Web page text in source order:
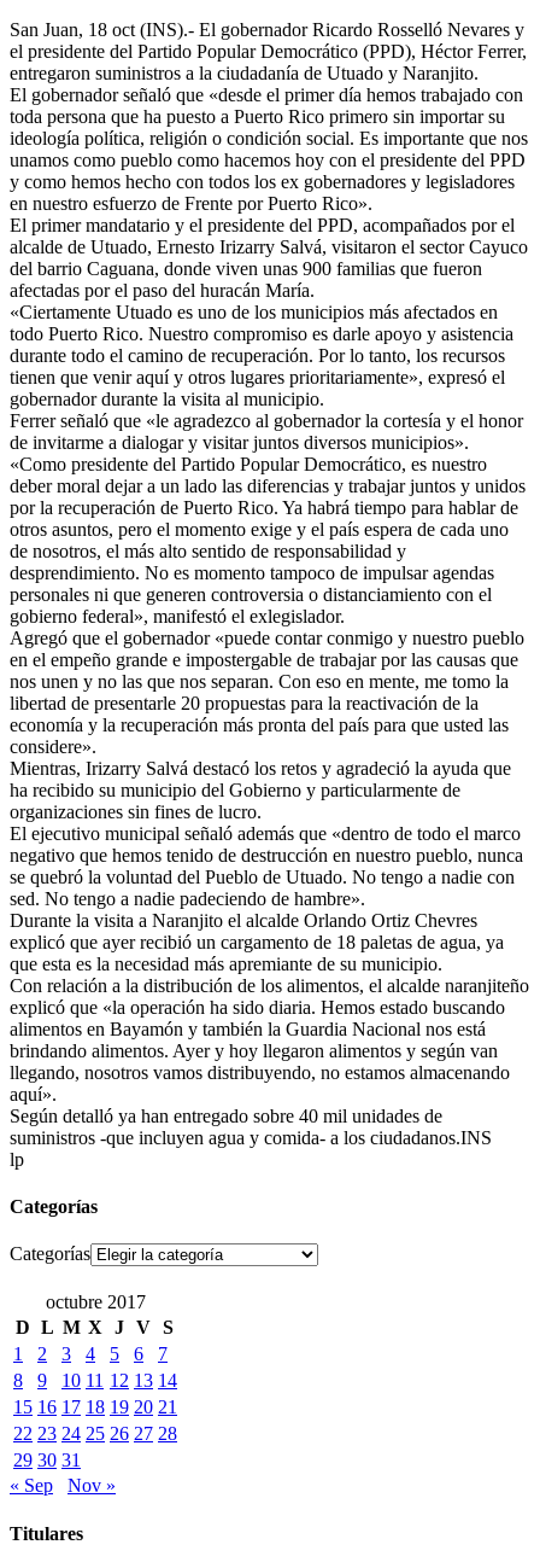
San Juan, 18 oct (INS).- El gobernador Ricardo Rosselló Nevares y
el presidente del Partido Popular Democrático (PPD), Héctor Ferrer,
entregaron suministros a la ciudadanía de Utuado y Naranjito.
El gobernador señaló que «desde el primer día hemos trabajado con
toda persona que ha puesto a Puerto Rico primero sin importar su
ideología política, religión o condición social. Es importante que nos
unamos como pueblo como hacemos hoy con el presidente del PPD
y como hemos hecho con todos los ex gobernadores y legisladores
en nuestro esfuerzo de Frente por Puerto Rico».
El primer mandatario y el presidente del PPD, acompañados por el
alcalde de Utuado, Ernesto Irizarry Salvá, visitaron el sector Cayuco
del barrio Caguana, donde viven unas 900 familias que fueron
afectadas por el paso del huracán María.
«Ciertamente Utuado es uno de los municipios más afectados en
todo Puerto Rico. Nuestro compromiso es darle apoyo y asistencia
durante todo el camino de recuperación. Por lo tanto, los recursos
tienen que venir aquí y otros lugares prioritariamente», expresó el
gobernador durante la visita al municipio.
Ferrer señaló que «le agradezco al gobernador la cortesía y el honor
de invitarme a dialogar y visitar juntos diversos municipios».
«Como presidente del Partido Popular Democrático, es nuestro
deber moral dejar a un lado las diferencias y trabajar juntos y unidos
por la recuperación de Puerto Rico. Ya habrá tiempo para hablar de
otros asuntos, pero el momento exige y el país espera de cada uno
de nosotros, el más alto sentido de responsabilidad y
desprendimiento. No es momento tampoco de impulsar agendas
personales ni que generen controversia o distanciamiento con el
gobierno federal», manifestó el exlegislador.
Agregó que el gobernador «puede contar conmigo y nuestro pueblo
en el empeño grande e impostergable de trabajar por las causas que
nos unen y no las que nos separan. Con eso en mente, me tomo la
libertad de presentarle 20 propuestas para la reactivación de la
economía y la recuperación más pronta del país para que usted las
considere».
Mientras, Irizarry Salvá destacó los retos y agradeció la ayuda que
ha recibido su municipio del Gobierno y particularmente de
organizaciones sin fines de lucro.
El ejecutivo municipal señaló además que «dentro de todo el marco
negativo que hemos tenido de destrucción en nuestro pueblo, nunca
se quebró la voluntad del Pueblo de Utuado. No tengo a nadie con
sed. No tengo a nadie padeciendo de hambre».
Durante la visita a Naranjito el alcalde Orlando Ortiz Chevres
explicó que ayer recibió un cargamento de 18 paletas de agua, ya
que esta es la necesidad más apremiante de su municipio.
Con relación a la distribución de los alimentos, el alcalde naranjiteño
explicó que «la operación ha sido diaria. Hemos estado buscando
alimentos en Bayamón y también la Guardia Nacional nos está
brindando alimentos. Ayer y hoy llegaron alimentos y según van
llegando, nosotros vamos distribuyendo, no estamos almacenando
aquí».
Según detalló ya han entregado sobre 40 mil unidades de
suministros -que incluyen agua y comida- a los ciudadanos.INS
lp
Categorías
Categorías
octubre 2017
D L M X J V S
1
2 3 4 5 6
7
8
9 10 11 12 13 14
15 16 17 18 19 20 21
22 23 24 25 26 27 28
29 30 31
« Sep
Nov »
Titulares